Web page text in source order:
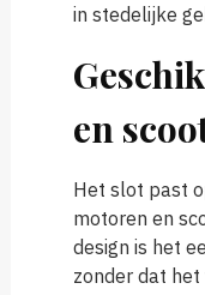
in stedelijke
en
Het slot past
motoren en
design is het
zonder dat